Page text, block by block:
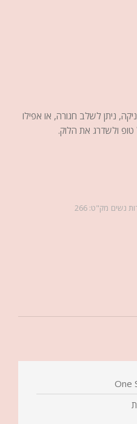
ניתן לשלב חגורה, או אפילו
ולשדרג את הלוק.
נשים מק"ט: 266
One